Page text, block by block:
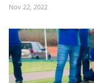
Nov 22, 2022